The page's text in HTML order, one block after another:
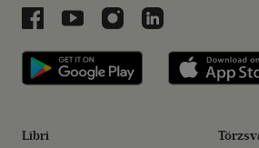
Libri a Facebookon
Libri a Youtube-on
Libri az Instagramon
Libri a
Libri applikáció
Libri